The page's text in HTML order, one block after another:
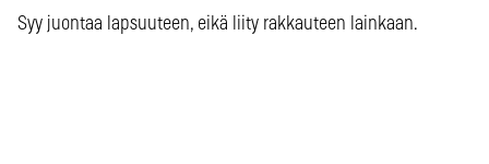
Syy juontaa lapsuuteen, eikä liity rakkauteen lainkaan.